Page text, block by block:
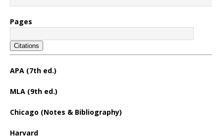
Pages
Citations
APA (7th ed.)
MLA (9th ed.)
Chicago (Notes & Bibliography)
Harvard